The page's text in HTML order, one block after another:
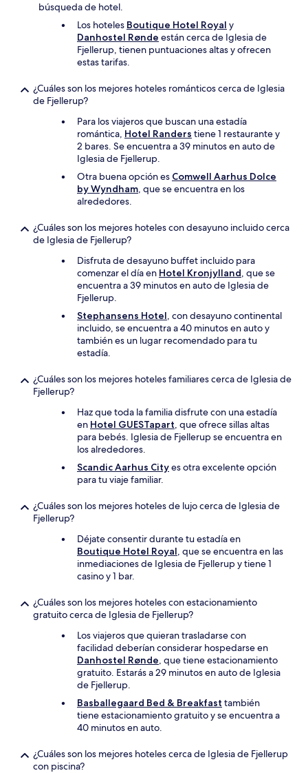
búsqueda de hotel.
Los hoteles Boutique Hotel Royal y
Danhostel Rønde están cerca de Iglesia de
Fjellerup, tienen puntuaciones altas y ofrecen
estas tarifas.
¿Cuáles son los mejores hoteles románticos cerca de Iglesia
de Fjellerup?
Para los viajeros que buscan una estadía
romántica, Hotel Randers tiene 1 restaurante y
2 bares. Se encuentra a 39 minutos en auto de
Iglesia de Fjellerup.
Otra buena opción es Comwell Aarhus Dolce
by Wyndham, que se encuentra en los
alrededores.
¿Cuáles son los mejores hoteles con desayuno incluido cerca
de Iglesia de Fjellerup?
Disfruta de desayuno buffet incluido para
comenzar el día en Hotel Kronjylland, que se
encuentra a 39 minutos en auto de Iglesia de
Fjellerup.
Stephansens Hotel, con desayuno continental
incluido, se encuentra a 40 minutos en auto y
también es un lugar recomendado para tu
estadía.
¿Cuáles son los mejores hoteles familiares cerca de Iglesia de
Fjellerup?
Haz que toda la familia disfrute con una estadía
en Hotel GUESTapart, que ofrece sillas altas
para bebés. Iglesia de Fjellerup se encuentra en
los alrededores.
Scandic Aarhus Cityes otra excelente opción
para tu viaje familiar.
¿Cuáles son los mejores hoteles de lujo cerca de Iglesia de
Fjellerup?
Déjate consentir durante tu estadía en
Boutique Hotel Royal, que se encuentra en las
inmediaciones de Iglesia de Fjellerup y tiene 1
casino y 1 bar.
¿Cuáles son los mejores hoteles con estacionamiento
gratuito cerca de Iglesia de Fjellerup?
Los viajeros que quieran trasladarse con
facilidad deberían considerar hospedarse en
Danhostel Rønde, que tiene estacionamiento
gratuito. Estarás a 29 minutos en auto de Iglesia
de Fjellerup.
Basballegaard Bed & Breakfast también
tiene estacionamiento gratuito y se encuentra a
40 minutos en auto.
¿Cuáles son los mejores hoteles cerca de Iglesia de Fjellerup
con piscina?